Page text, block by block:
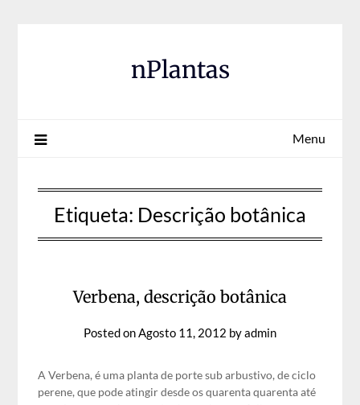
nPlantas
Menu
Etiqueta: Descrição botânica
Verbena, descrição botânica
Posted onAgosto 11, 2012 byadmin
A Verbena, é uma planta de porte sub arbustivo, de ciclo
perene, que pode atingir desde os quarenta quarenta até